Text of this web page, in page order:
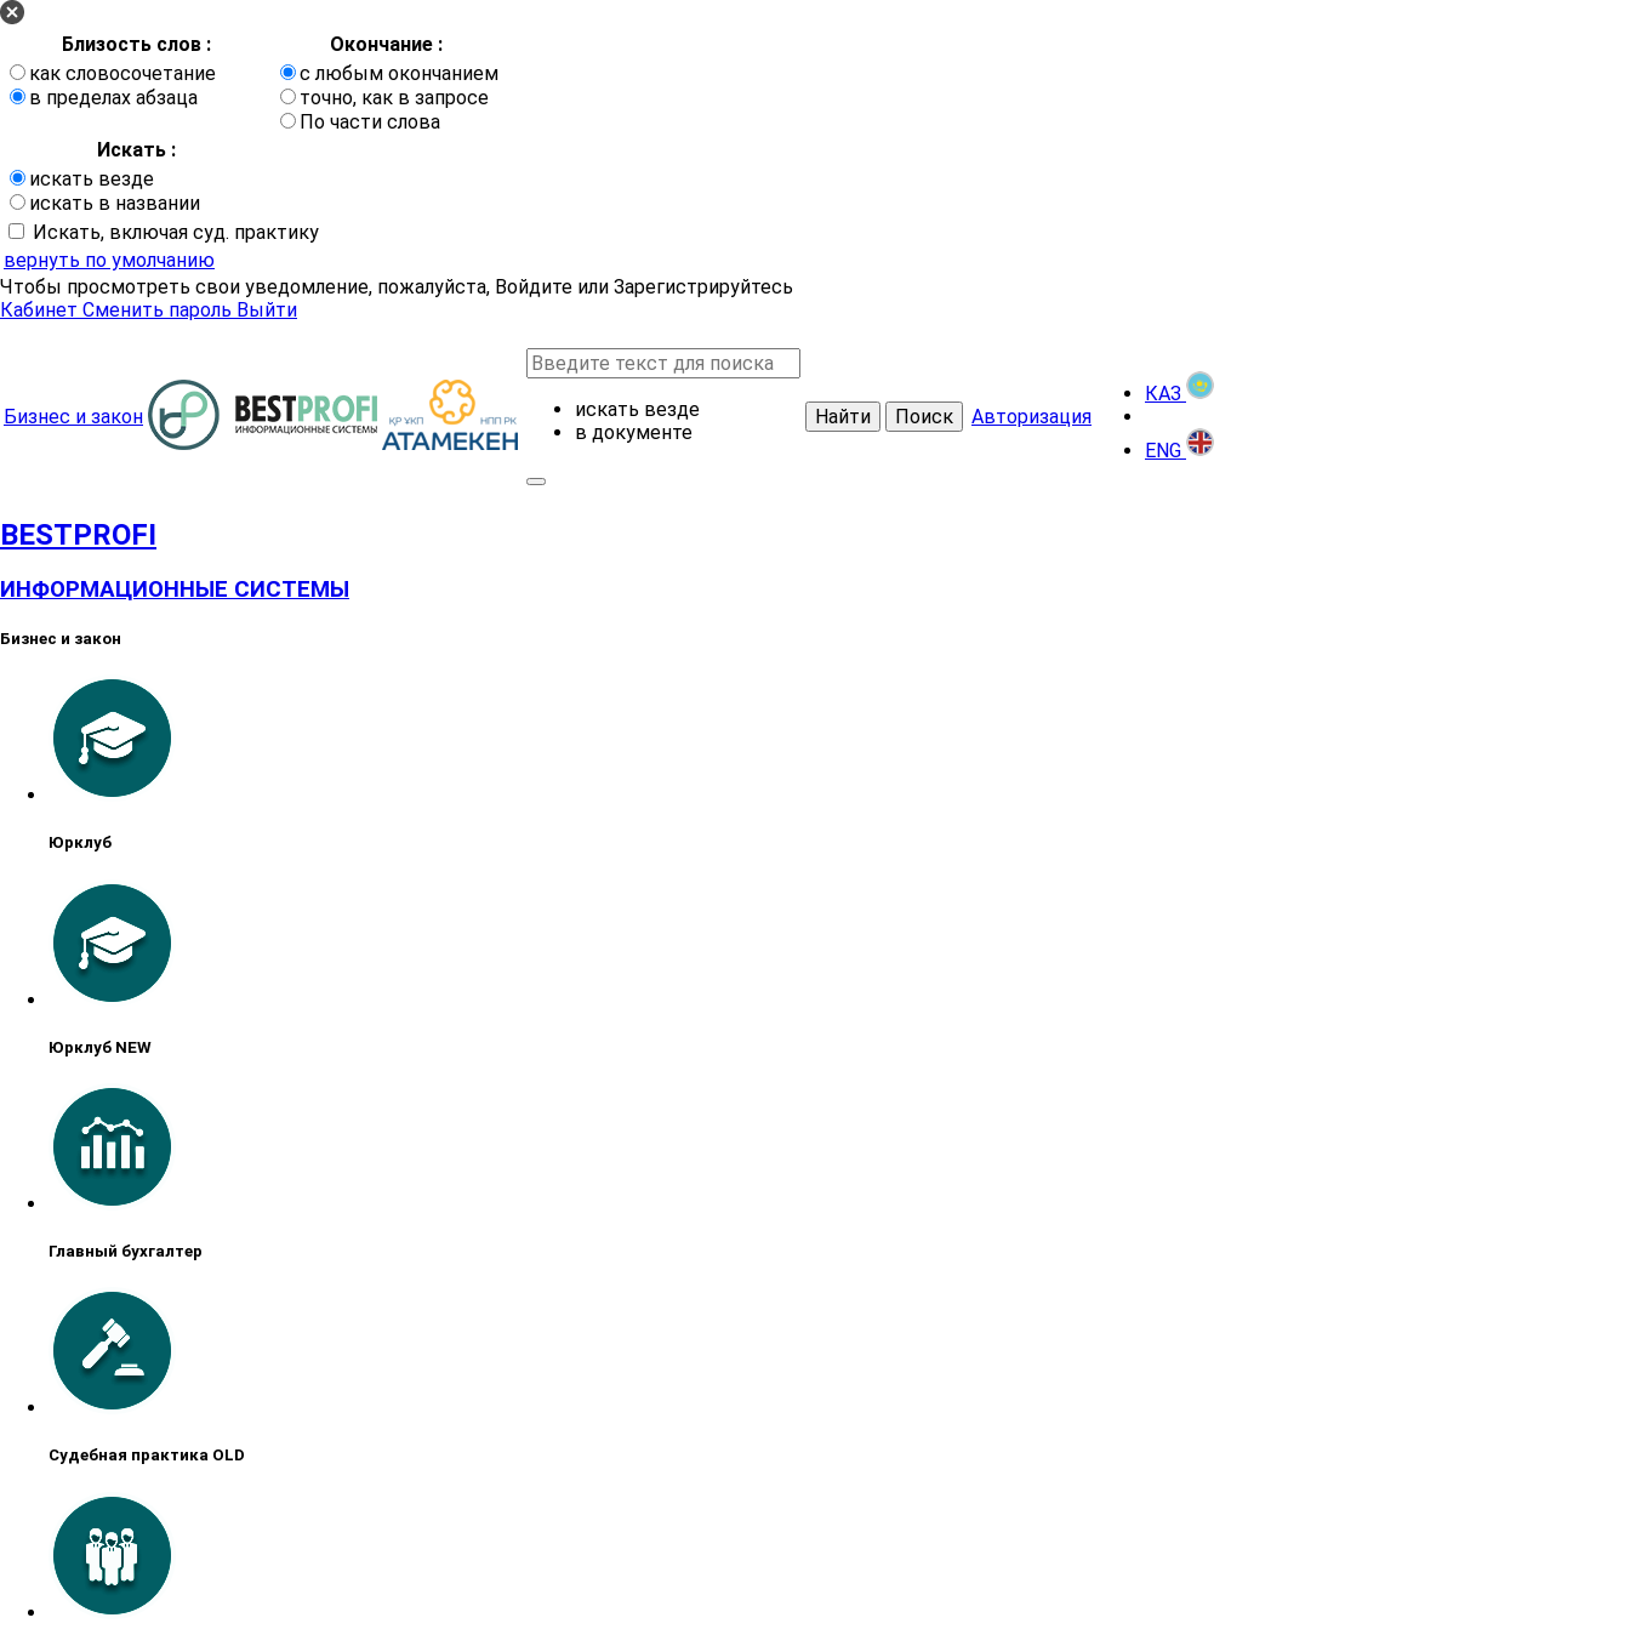
Близость слов :
Окончание :
как словосочетание
в пределах абзаца
с любым окончанием
точно, как в запросе
По части слова
Искать :
искать везде
искать в названии
Искать, включая суд. практику
вернуть по умолчанию
Чтобы просмотреть свои уведомление, пожалуйста, Войдите или Зарегистрируйтесь
Кабинет Сменить пароль Выйти
Бизнес и закон
искать везде
в документе
Найти Поиск Авторизация
КАЗ
ENG
BESTPROFI
ИНФОРМАЦИОННЫЕ СИСТЕМЫ
Бизнес и закон
Юрклуб
Юрклуб NEW
Главный бухгалтер
Судебная практика OLD